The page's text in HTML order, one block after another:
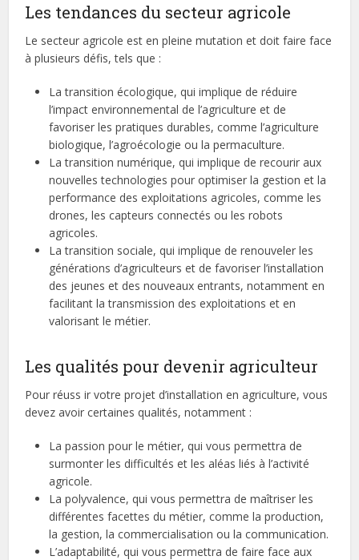
Les tendances du secteur agricole
Le secteur agricole est en pleine mutation et doit faire face
à plusieurs défis, tels que :
La transition écologique, qui implique de réduire
l’impact environnemental de l’agriculture et de
favoriser les pratiques durables, comme l’agriculture
biologique, l’agroécologie ou la permaculture.
La transition numérique, qui implique de recourir aux
nouvelles technologies pour optimiser la gestion et la
performance des exploitations agricoles, comme les
drones, les capteurs connectés ou les robots
agricoles.
La transition sociale, qui implique de renouveler les
générations d’agriculteurs et de favoriser l’installation
des jeunes et des nouveaux entrants, notamment en
facilitant la transmission des exploitations et en
valorisant le métier.
Les qualités pour devenir agriculteur
Pour réuss ir votre projet d’installation en agriculture, vous
devez avoir certaines qualités, notamment :
La passion pour le métier, qui vous permettra de
surmonter les difficultés et les aléas liés à l’activité
agricole.
La polyvalence, qui vous permettra de maîtriser les
différentes facettes du métier, comme la production,
la gestion, la commercialisation ou la communication.
L’adaptabilité, qui vous permettra de faire face aux